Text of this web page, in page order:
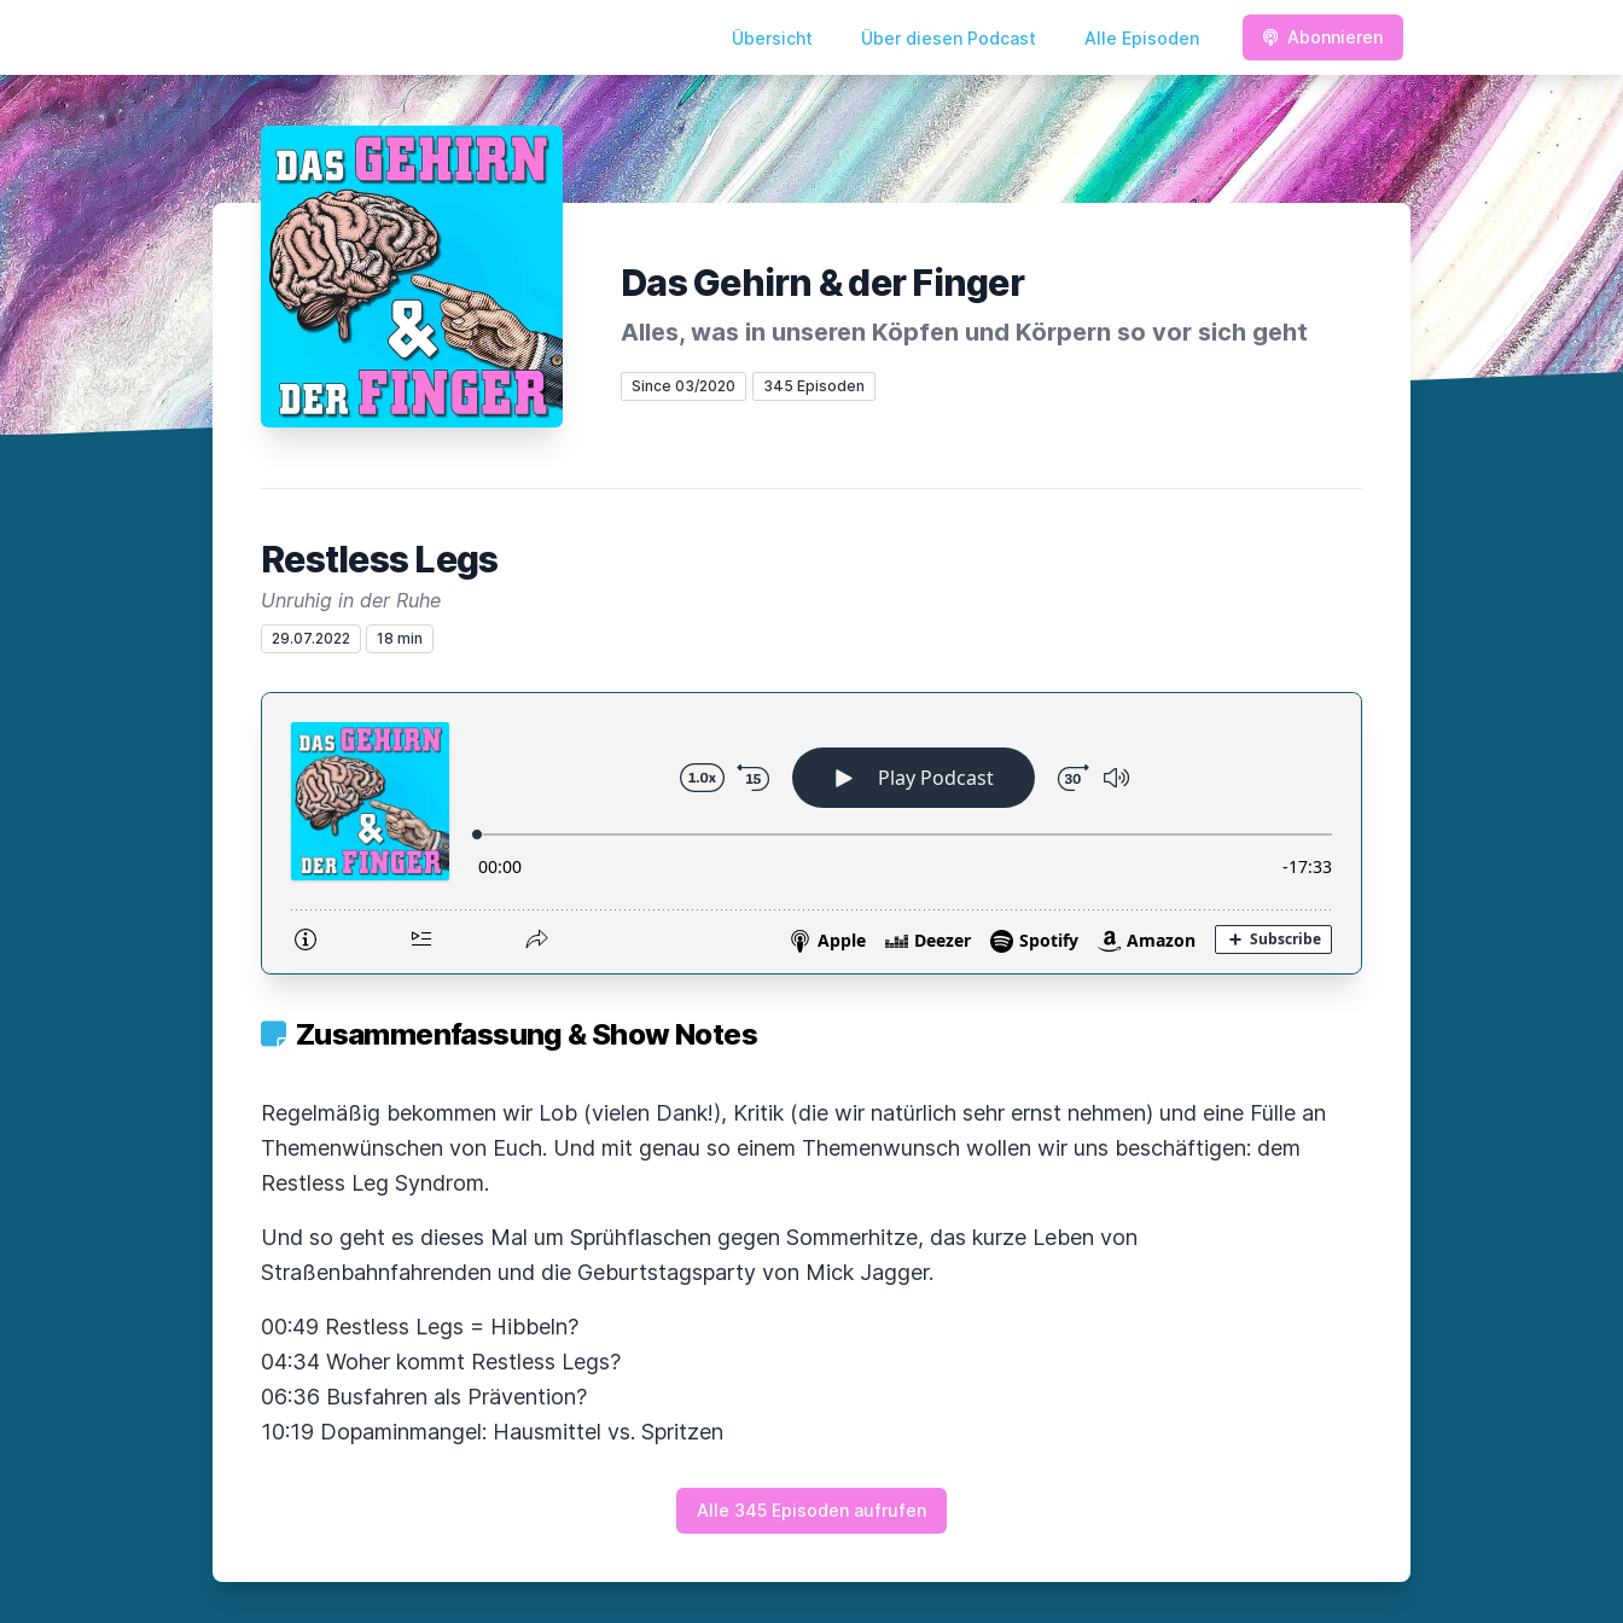
Übersicht Über diesen Podcast Alle Episoden Abonnieren
Das Gehirn & der Finger
Alles, was in unseren Köpfen und Körpern so vor sich geht
Since 03/2020 345 Episoden
Restless Legs
Unruhig in der Ruhe
29.07.2022 18 min
Zusammenfassung & Show Notes
Regelmäßig bekommen wir Lob (vielen Dank!), Kritik (die wir natürlich sehr ernst nehmen) und eine Fülle an
Themenwünschen von Euch. Und mit genau so einem Themenwunsch wollen wir uns beschäftigen: dem
Restless Leg Syndrom.
Und so geht es dieses Mal um Sprühflaschen gegen Sommerhitze, das kurze Leben von
Straßenbahnfahrenden und die Geburtstagsparty von Mick Jagger.
00:49 Restless Legs = Hibbeln?
04:34 Woher kommt Restless Legs?
06:36 Busfahren als Prävention?
10:19 Dopaminmangel: Hausmittel vs. Spritzen
Alle 345 Episoden aufrufen